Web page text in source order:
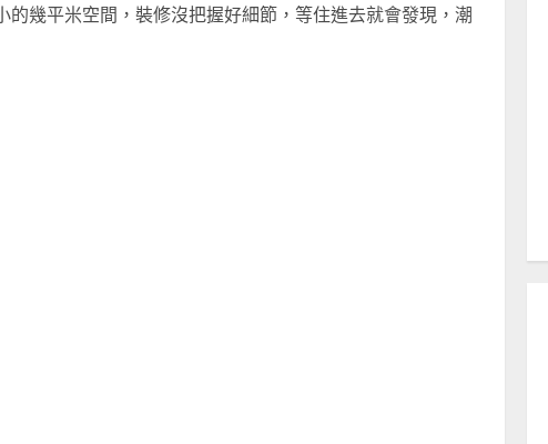
的幾平米空間，裝修沒把握好細節，等住進去就會發現，潮